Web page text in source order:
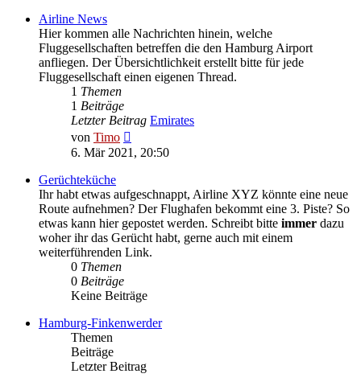
Airline News
Hier kommen alle Nachrichten hinein, welche
Fluggesellschaften betreffen die den Hamburg Airport
anfliegen. Der Übersichtlichkeit erstellt bitte für jede
Fluggesellschaft einen eigenen Thread.
1 Themen
1 Beiträge
Letzter Beitrag Emirates
von Timo
Beitrag
6. Mär 2021, 20:50
Gerüchteküche
Ihr habt etwas aufgeschnappt, Airline XYZ könnte eine neue
Route aufnehmen? Der Flughafen bekommt eine 3. Piste? So
etwas kann hier gepostet werden. Schreibt bitte immer dazu
woher ihr das Gerücht habt, gerne auch mit einem
weiterführenden Link.
0 Themen
0 Beiträge
Keine Beiträge
Hamburg-Finkenwerder
Themen
Beiträge
Letzter Beitrag